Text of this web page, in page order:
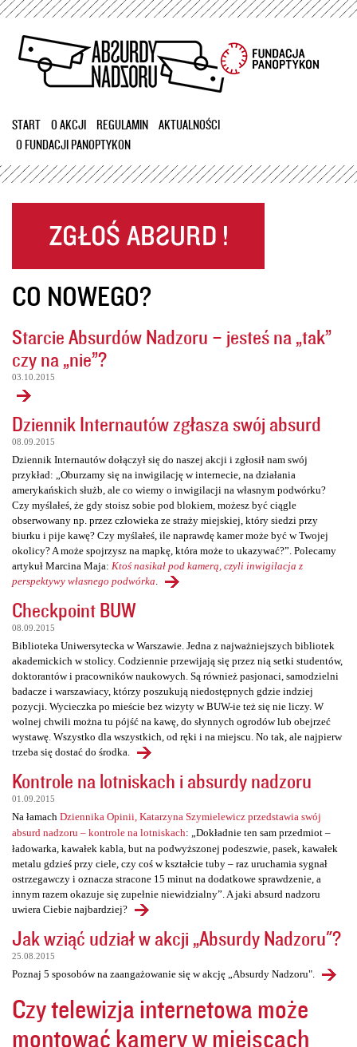
Przejdź
treści
START O AKCJI REGULAMIN
AKTUALNOŚCI
O FUNDACJI PANOPTYKON
CO NOWEGO?
Starcie Absurdów Nadzoru – jesteś na „tak”
czy na „nie”?
03.10.2015
Dziennik Internautów zgłasza swój absurd
08.09.2015
Dziennik Internautów dołączył się do naszej akcji i zgłosił nam swój
przykład: „Oburzamy się na inwigilację w internecie, na działania
amerykańskich służb, ale co wiemy o inwigilacji na własnym podwórku?
Czy myślałeś, że gdy stoisz sobie pod blokiem, możesz być ciągle
obserwowany np. przez człowieka ze straży miejskiej, który siedzi przy
biurku i pije kawę? Czy myślałeś, ile naprawdę kamer może być w Twojej
okolicy? A może spojrzysz na mapkę, która może to ukazywać?”. Polecamy
artykuł Marcina Maja: Ktoś nasikał pod kamerą, czyli inwigilacja z
perspektywy własnego podwórka
Checkpoint BUW
08.09.2015
Biblioteka Uniwersytecka w Warszawie. Jedna z najważniejszych bibliotek
akademickich w stolicy. Codziennie przewijają się przez nią setki studentów,
doktorantów i pracowników naukowych. Są również pasjonaci, samodzielni
badacze i warszawiacy, którzy poszukują niedostępnych gdzie indziej
pozycji. Wycieczka po mieście bez wizyty w BUW-ie też się nie liczy. W
wolnej chwili można tu pójść na kawę, do słynnych ogrodów lub obejrzeć
wystawę. Wszystko dla wszystkich, od ręki i na miejscu. No tak, ale najpierw
trzeba się dostać do środka.
Kontrole na lotniskach i absurdy nadzoru
01.09.2015
Na łamach Dziennika Opinii, Katarzyna Szymielewicz przedstawia swój
absurd nadzoru – kontrole na lotniskach: „Dokładnie ten sam przedmiot –
ładowarka, kawałek kabla, but na podwyższonej podeszwie, pasek, kawałek
metalu gdzieś przy ciele, czy coś w kształcie tuby – raz uruchamia sygnał
ostrzegawczy i oznacza stracone 15 minut na dodatkowe sprawdzenie, a
innym razem okazuje się zupełnie niewidzialny”. A jaki absurd nadzoru
uwiera Ciebie najbardziej?
Jak wziąć udział w akcji „Absurdy Nadzoru"?
25.08.2015
Poznaj 5 sposobów na zaangażowanie się w akcję „Absurdy Nadzoru".
Czy telewizja internetowa może
montować kamery w miejscach